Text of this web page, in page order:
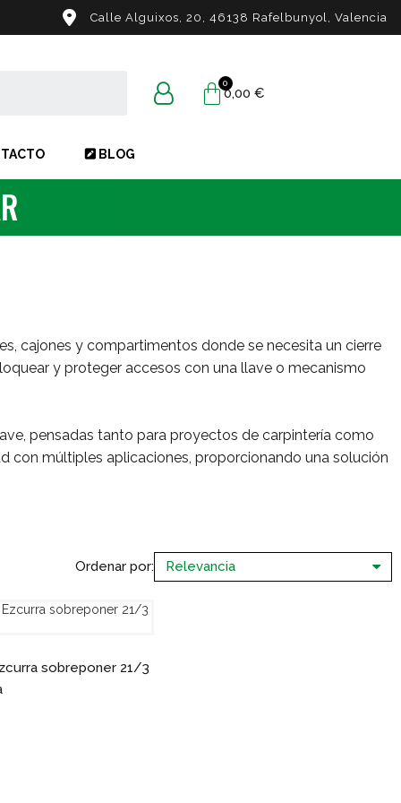
Calle Alguixos, 20, 46138 Rafelbunyol, Valencia
0,00 €
BLOG
cajones y compartimentos donde se necesita un cierre
y proteger accesos con una llave o mecanismo
pensadas tanto para proyectos de carpintería como
con múltiples aplicaciones, proporcionando una solución
Ordenar por:
sobreponer 21/3